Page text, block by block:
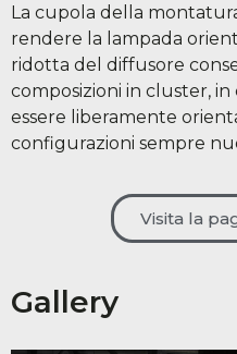
La cupola della
rendere la lampada
ridotta del diffusore
composizioni in cluster, in
essere liberamente
configurazioni sempre
Visita la
Gallery